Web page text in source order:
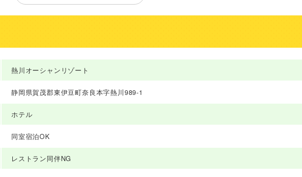
熱川オーシャンリゾート
静岡県賀茂郡東伊豆町奈良本字熱川989-1
ホテル
同室宿泊OK
レストラン同伴NG